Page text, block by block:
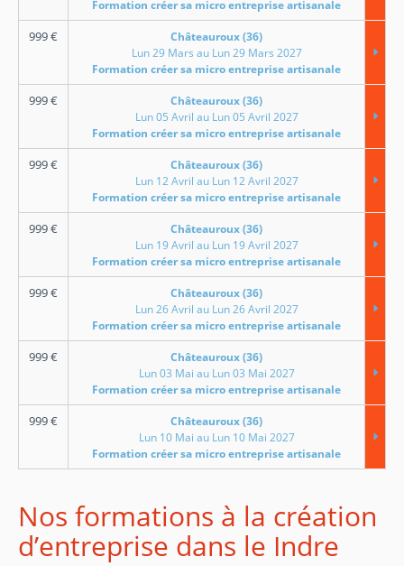
Formation créer sa micro entreprise artisanale
999€
Châteauroux (36)
Lun 29 Mars au Lun 29 Mars 2027
Formation créer sa micro entreprise artisanale
999€
Châteauroux (36)
Lun 05 Avril au Lun 05 Avril 2027
Formation créer sa micro entreprise artisanale
999€
Châteauroux (36)
Lun 12 Avril au Lun 12 Avril 2027
Formation créer sa micro entreprise artisanale
999€
Châteauroux (36)
Lun 19 Avril au Lun 19 Avril 2027
Formation créer sa micro entreprise artisanale
999€
Châteauroux (36)
Lun 26 Avril au Lun 26 Avril 2027
Formation créer sa micro entreprise artisanale
999€
Châteauroux (36)
Lun 03 Mai au Lun 03 Mai 2027
Formation créer sa micro entreprise artisanale
999€
Châteauroux (36)
Lun 10 Mai au Lun 10 Mai 2027
Formation créer sa micro entreprise artisanale
Nos formations à la création
d’entreprise dans le Indre